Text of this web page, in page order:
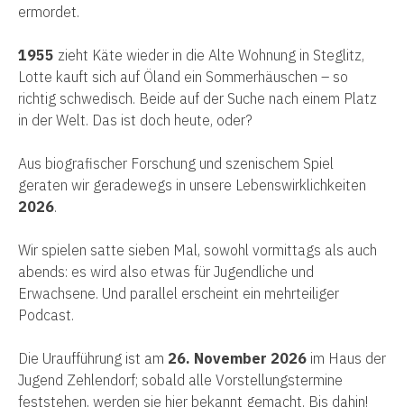
ermordet.
1955 zieht Käte wieder in die Alte Wohnung in Steglitz,
Lotte kauft sich auf Öland ein Sommerhäuschen – so
richtig schwedisch. Beide auf der Suche nach einem Platz
in der Welt. Das ist doch heute, oder?
Aus biografischer Forschung und szenischem Spiel
geraten wir geradewegs in unsere Lebenswirklichkeiten
2026.
Wir spielen satte sieben Mal, sowohl vormittags als auch
abends: es wird also etwas für Jugendliche und
Erwachsene. Und parallel erscheint ein mehrteiliger
Podcast.
Die Uraufführung ist am 26. November 2026 im Haus der
Jugend Zehlendorf; sobald alle Vorstellungstermine
feststehen, werden sie hier bekannt gemacht. Bis dahin!